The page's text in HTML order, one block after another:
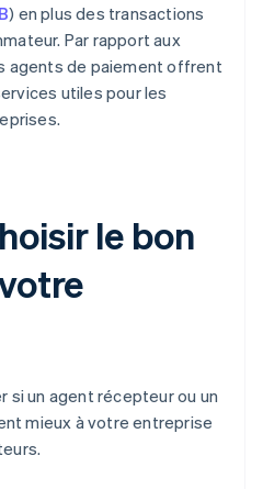
) en plus des transactions
Par rapport aux
agents de paiement offrent
utiles pour les
le bon
si un agent récepteur ou un
mieux à votre entreprise